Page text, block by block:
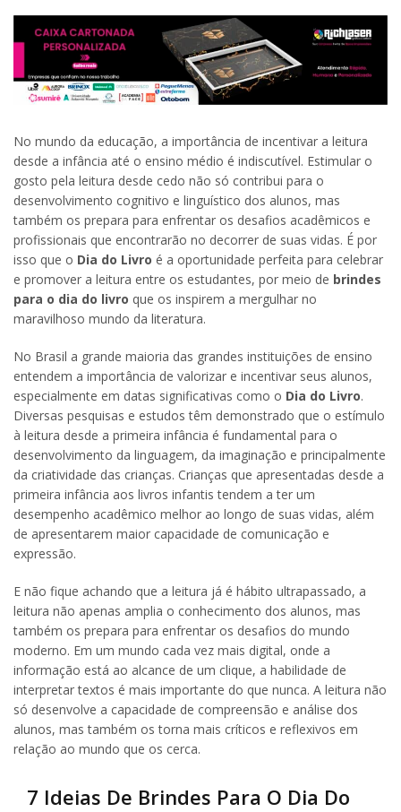
No mundo da educação, a importância de incentivar a leitura
desde a infância até o ensino médio é indiscutível. Estimular o
gosto pela leitura desde cedo não só contribui para o
desenvolvimento cognitivo e linguístico dos alunos, mas
também os prepara para enfrentar os desafios acadêmicos e
profissionais que encontrarão no decorrer de suas vidas. É por
isso que o Dia do Livro é a oportunidade perfeita para celebrar
e promover a leitura entre os estudantes, por meio de brindes
para o dia do livro que os inspirem a mergulhar no
maravilhoso mundo da literatura.
No Brasil a grande maioria das grandes instituições de ensino
entendem a importância de valorizar e incentivar seus alunos,
especialmente em datas significativas como o Dia do Livro.
Diversas pesquisas e estudos têm demonstrado que o estímulo
à leitura desde a primeira infância é fundamental para o
desenvolvimento da linguagem, da imaginação e principalmente
da criatividade das crianças. Crianças que apresentadas desde a
primeira infância aos livros infantis tendem a ter um
desempenho acadêmico melhor ao longo de suas vidas, além
de apresentarem maior capacidade de comunicação e
expressão.
E não fique achando que a leitura já é hábito ultrapassado, a
leitura não apenas amplia o conhecimento dos alunos, mas
também os prepara para enfrentar os desafios do mundo
moderno. Em um mundo cada vez mais digital, onde a
informação está ao alcance de um clique, a habilidade de
interpretar textos é mais importante do que nunca. A leitura não
só desenvolve a capacidade de compreensão e análise dos
alunos, mas também os torna mais críticos e reflexivos em
relação ao mundo que os cerca.
7 Ideias De Brindes Para O Dia Do